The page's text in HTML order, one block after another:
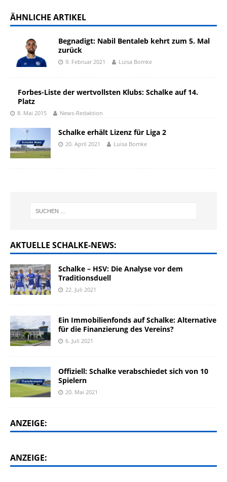
ÄHNLICHE ARTIKEL
Begnadigt: Nabil Bentaleb kehrt zum 5. Mal
zurück
9. Februar 2021 Luisa Bomke
Forbes-Liste der wertvollsten Klubs: Schalke auf 14.
Platz
8. Mai 2015 News-Redaktion
Schalke erhält Lizenz für Liga 2
20. April 2021 Luisa Bomke
AKTUELLE SCHALKE-NEWS:
Schalke – HSV: Die Analyse vor dem
Traditionsduell
22. Juli 2021
Ein Immobilienfonds auf Schalke: Alternative
für die Finanzierung des Vereins?
6. Juli 2021
Offiziell: Schalke verabschiedet sich von 10
Spielern
20. Mai 2021
ANZEIGE:
ANZEIGE: